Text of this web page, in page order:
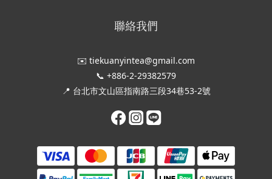
聯絡我們
✉️ tiekuanyintea@gmail.com
📞 +886-2-29382579
📍 台北市文山區指南路三段34巷53-2號